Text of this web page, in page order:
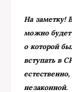
На заметку!
можно будет
о которой
вступать в
незаконной.